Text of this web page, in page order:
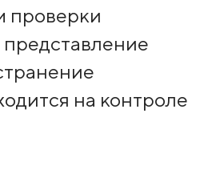
проверки
на контроле